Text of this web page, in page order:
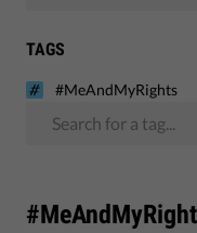
TAGS
#MeAndMyRights
Search for a tag...